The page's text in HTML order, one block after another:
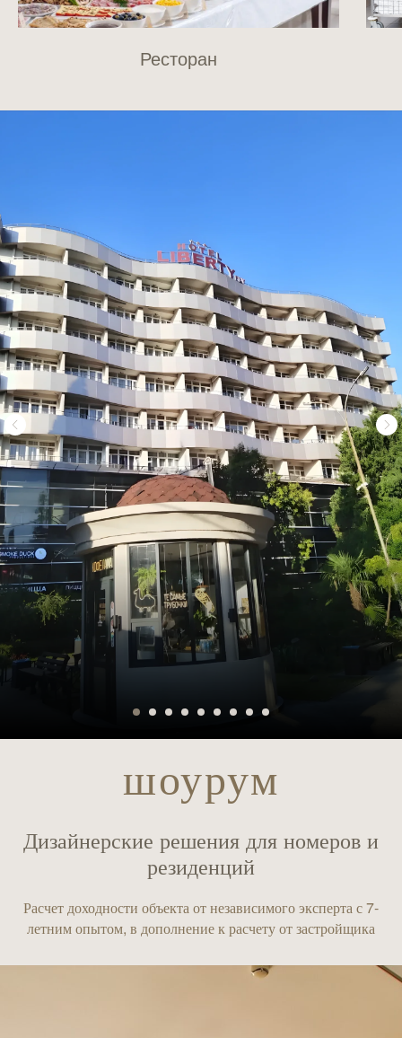
Ресторан
шоурум
Дизайнерские решения для номеров и
резиденций
Расчет доходности объекта от независимого эксперта с 7-
летним опытом, в дополнение к расчету от застройщика